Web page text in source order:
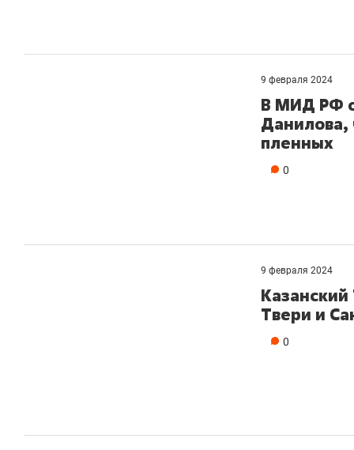
9 февраля 2024
В МИД РФ
Данилова,
пленных
0
9 февраля 2024
Твери и
0